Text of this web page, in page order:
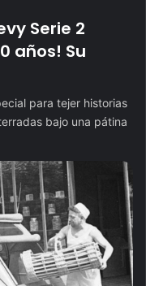
Serie 2
años! Su
para tejer historias
bajo una pátina